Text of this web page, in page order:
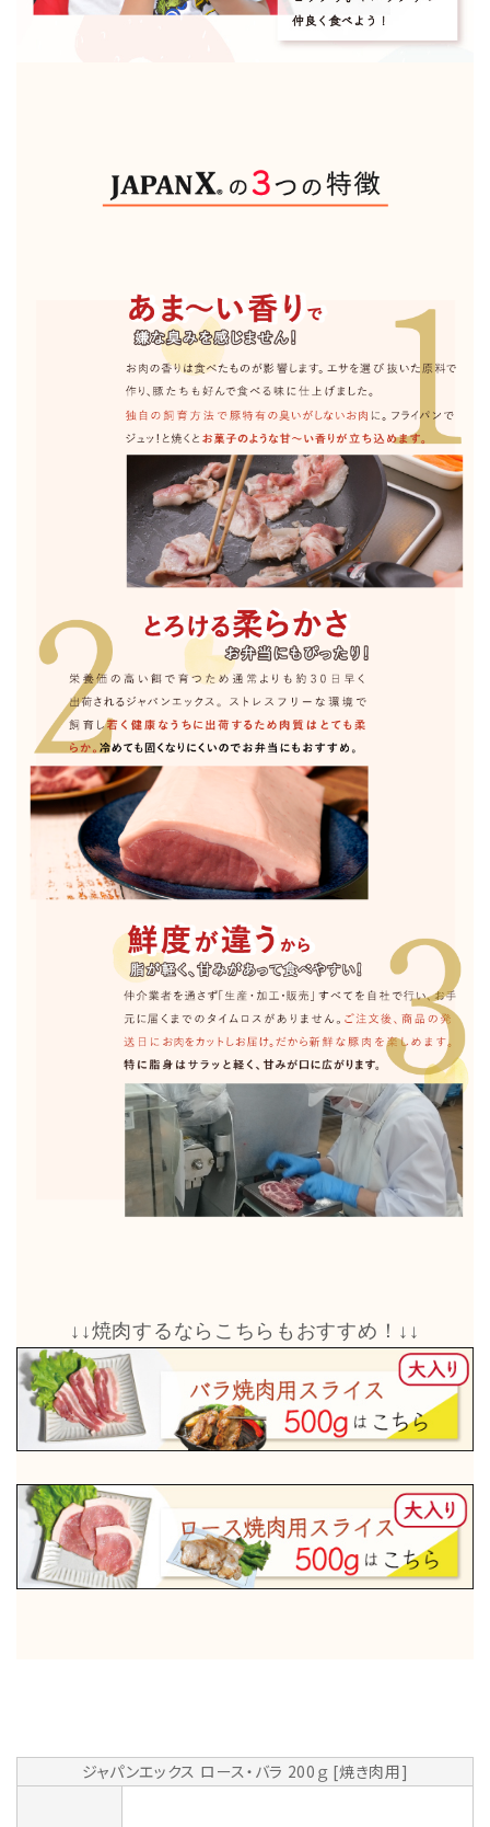
↓↓焼肉するならこちらもおすすめ！↓↓
ジャパンエックス ロース・バラ 200ｇ [焼き肉用]